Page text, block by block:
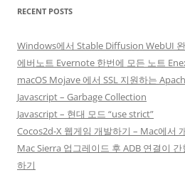
RECENT POSTS
Windows에서 Stable Diffusion WebUI
에버노트 Evernote 한번에 모든 노트
macOS Mojave 에서 SSL 지원하는
Javascript – Garbage Collection
Javascript – 현대 모드 “use strict”
Cocos2d-X 웹게임 개발하기 – Mac에서
Mac Sierra 업그레이드 후 ADB 연결이
하기